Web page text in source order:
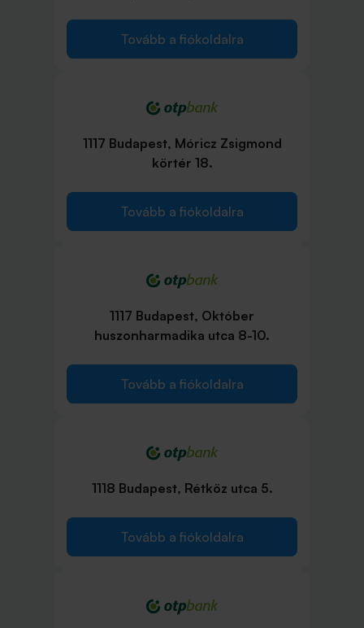
Tovább a fiókoldalra
1117 Budapest, Móricz Zsigmond
körtér 18.
Tovább a fiókoldalra
1117 Budapest, Október
huszonharmadika utca 8-10.
Tovább a fiókoldalra
1118 Budapest, Rétköz utca 5.
Tovább a fiókoldalra